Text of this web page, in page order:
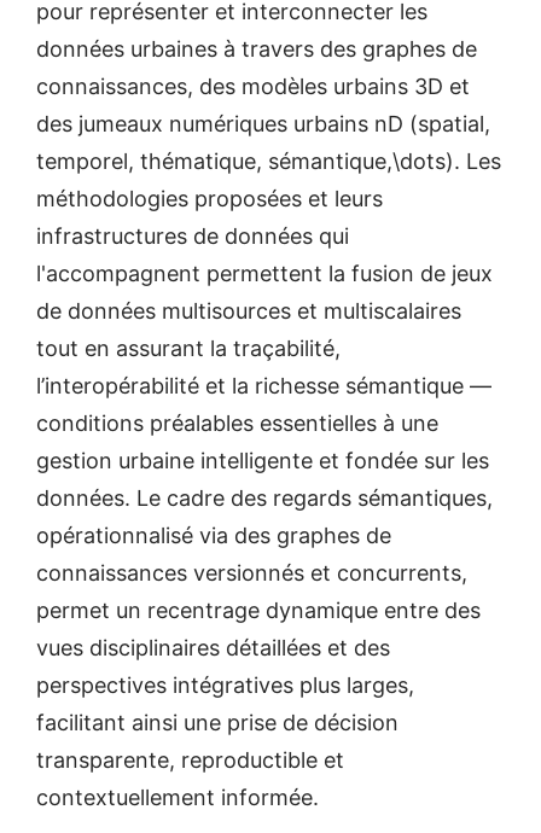
pour représenter et interconnecter les
données urbaines à travers des graphes de
connaissances, des modèles urbains 3D et
des jumeaux numériques urbains nD (spatial,
temporel, thématique, sémantique,\dots). Les
méthodologies proposées et leurs
infrastructures de données qui
l'accompagnent permettent la fusion de jeux
de données multisources et multiscalaires
tout en assurant la traçabilité,
l’interopérabilité et la richesse sémantique —
conditions préalables essentielles à une
gestion urbaine intelligente et fondée sur les
données. Le cadre des regards sémantiques,
opérationnalisé via des graphes de
connaissances versionnés et concurrents,
permet un recentrage dynamique entre des
vues disciplinaires détaillées et des
perspectives intégratives plus larges,
facilitant ainsi une prise de décision
transparente, reproductible et
contextuellement informée.